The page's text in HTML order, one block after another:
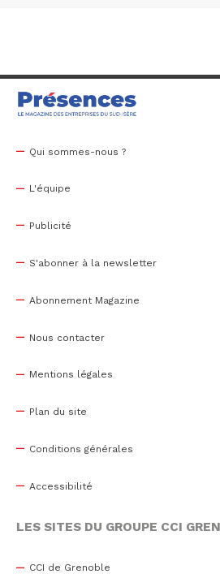
Qui sommes-nous ?
L'équipe
Publicité
S'abonner à la newsletter
Abonnement Magazine
Nous contacter
Mentions légales
Plan du site
Conditions générales
Accessibilité
LES SITES DU GROUPE CCI
CCI de Grenoble